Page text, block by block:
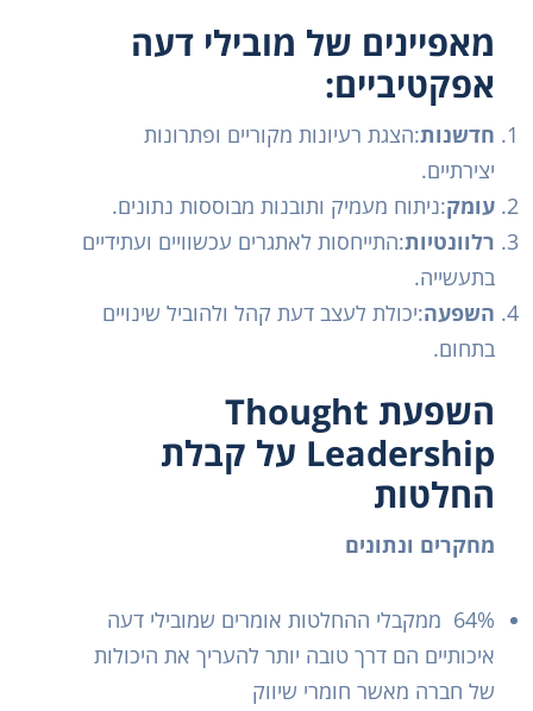
מאפיינים של מובילי דעה
אפקטיביים:
חדשנות:הצגת רעיונות מקוריים ופתרונות
יצירתיים.
עומק:ניתוח מעמיק ותובנות מבוססות נתונים.
רלוונטיות:התייחסות לאתגרים עכשוויים ועתידיים
בתעשייה.
השפעה:יכולת לעצב דעת קהל ולהוביל שינויים
בתחום.
השפעת Thought
Leadership על קבלת
החלטות
מחקרים ונתונים
64% ממקבלי ההחלטות אומרים שמובילי דעה
איכותיים הם דרך טובה יותר להעריך את היכולות
של חברה מאשר חומרי שיווק